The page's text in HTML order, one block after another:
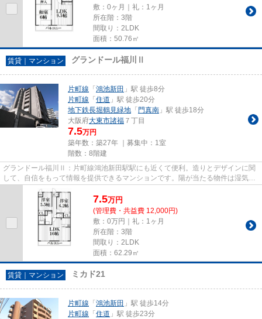
敷：0ヶ月｜礼：1ヶ月
所在階：3階
間取り：2LDK
面積：50.76㎡
賃貸｜マンション グランドール福川Ⅱ
片町線 「 鴻池新田 」駅 徒歩8分
片町線 「 住道 」駅 徒歩20分
地下鉄長堀鶴見緑地 「 門真南 」駅 徒歩18分
大阪府大東市諸福 ７丁目
7.5万円
築年数：築27年 ｜募集中： 1室
階数：8階建
グランドール福川Ⅱ：片町線鴻池新田駅駅にも近くて便利。造りとデザインに関
して、自信をもって情報を提供できるマンションです。陽が当たる物件は湿気も
少なく健康な毎日を過ごせます...
7.5万円
(管理費・共益費 12,000円)
敷：0万円｜礼：1ヶ月
所在階：3階
間取り：2LDK
面積：62.29㎡
賃貸｜マンション ミカド21
片町線 「 鴻池新田 」駅 徒歩14分
片町線 「 住道 」駅 徒歩23分